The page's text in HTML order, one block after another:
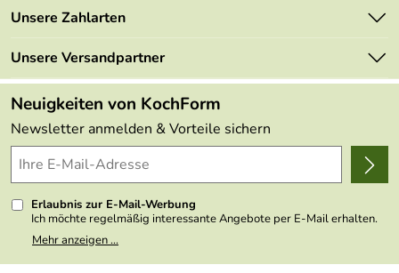
Mehrwertsteuerfrei
Retourenportal
FAQs
Lieferbedingungen
Delivery Terms
Kundenlogin
Marken
Angebote
Made in Germany
Themen
Wir über uns
Presse
Unsere Zahlarten
Unsere Versandpartner
Neuigkeiten von KochForm
Newsletter anmelden & Vorteile sichern
Erlaubnis zur E-Mail-Werbung
Ich möchte regelmäßig interessante Angebote per E-Mail erhalten.
Meine E-Mail-Adresse wird nicht an andere Unternehmen
weitergegeben. Zu statistischen Zwecken wird in anonymer Form
Mehr anzeigen ...